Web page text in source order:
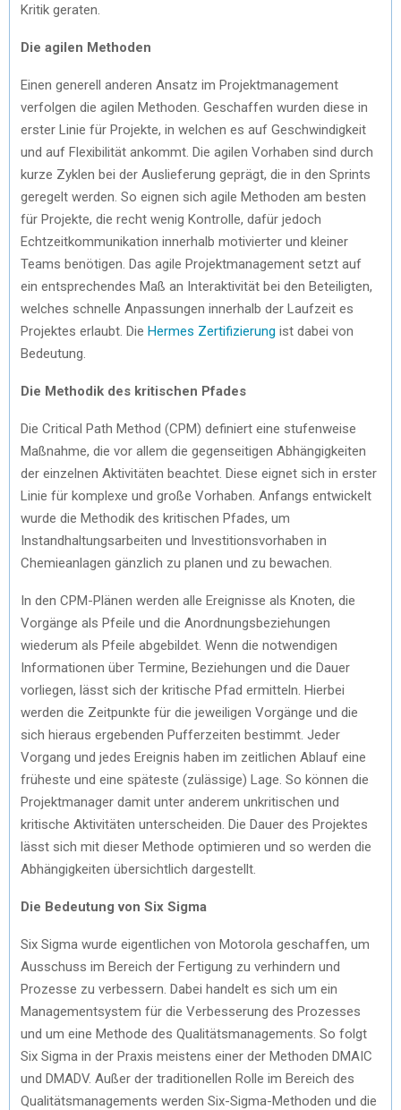
Kritik geraten.
Die agilen Methoden
Einen generell anderen Ansatz im Projektmanagement
verfolgen die agilen Methoden. Geschaffen wurden diese in
erster Linie für Projekte, in welchen es auf Geschwindigkeit
und auf Flexibilität ankommt. Die agilen Vorhaben sind durch
kurze Zyklen bei der Auslieferung geprägt, die in den Sprints
geregelt werden. So eignen sich agile Methoden am besten
für Projekte, die recht wenig Kontrolle, dafür jedoch
Echtzeitkommunikation innerhalb motivierter und kleiner
Teams benötigen. Das agile Projektmanagement setzt auf
ein entsprechendes Maß an Interaktivität bei den Beteiligten,
welches schnelle Anpassungen innerhalb der Laufzeit es
Projektes erlaubt. Die Hermes Zertifizierung ist dabei von
Bedeutung.
Die Methodik des kritischen Pfades
Die Critical Path Method (CPM) definiert eine stufenweise
Maßnahme, die vor allem die gegenseitigen Abhängigkeiten
der einzelnen Aktivitäten beachtet. Diese eignet sich in erster
Linie für komplexe und große Vorhaben. Anfangs entwickelt
wurde die Methodik des kritischen Pfades, um
Instandhaltungsarbeiten und Investitionsvorhaben in
Chemieanlagen gänzlich zu planen und zu bewachen.
In den CPM-Plänen werden alle Ereignisse als Knoten, die
Vorgänge als Pfeile und die Anordnungsbeziehungen
wiederum als Pfeile abgebildet. Wenn die notwendigen
Informationen über Termine, Beziehungen und die Dauer
vorliegen, lässt sich der kritische Pfad ermitteln. Hierbei
werden die Zeitpunkte für die jeweiligen Vorgänge und die
sich hieraus ergebenden Pufferzeiten bestimmt. Jeder
Vorgang und jedes Ereignis haben im zeitlichen Ablauf eine
früheste und eine späteste (zulässige) Lage. So können die
Projektmanager damit unter anderem unkritischen und
kritische Aktivitäten unterscheiden. Die Dauer des Projektes
lässt sich mit dieser Methode optimieren und so werden die
Abhängigkeiten übersichtlich dargestellt.
Die Bedeutung von Six Sigma
Six Sigma wurde eigentlichen von Motorola geschaffen, um
Ausschuss im Bereich der Fertigung zu verhindern und
Prozesse zu verbessern. Dabei handelt es sich um ein
Managementsystem für die Verbesserung des Prozesses
und um eine Methode des Qualitätsmanagements. So folgt
Six Sigma in der Praxis meistens einer der Methoden DMAIC
und DMADV. Außer der traditionellen Rolle im Bereich des
Qualitätsmanagements werden Six-Sigma-Methoden und die